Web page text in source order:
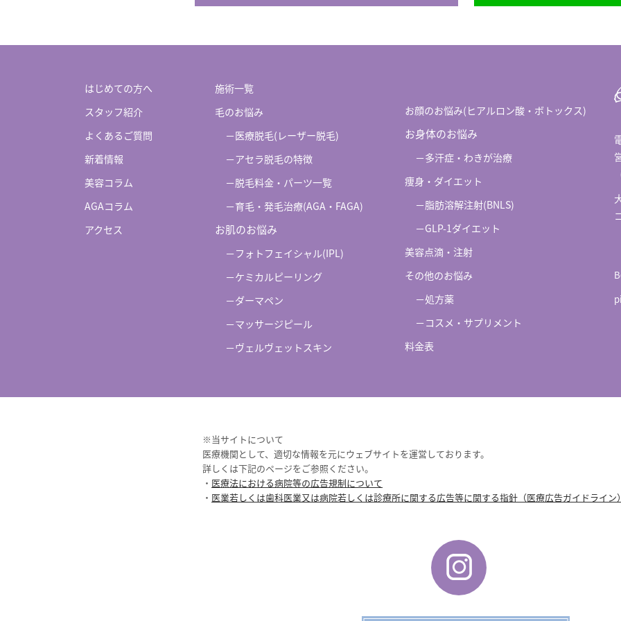
はじめての方へ
スタッフ紹介
よくあるご質問
新着情報
美容コラム
AGAコラム
アクセス
施術一覧
毛のお悩み
－医療脱毛(レーザー脱毛)
－アセラ脱毛の特徴
－脱毛料金・パーツ一覧
－育毛・発毛治療(AGA・FAGA)
お肌のお悩み
－フォトフェイシャル(IPL)
－ケミカルピーリング
－ダーマペン
－マッサージピール
－ヴェルヴェットスキン
お顔のお悩み(ヒアルロン酸・ボトックス)
お身体のお悩み
－多汗症・わきが治療
痩身・ダイエット
－脂肪溶解注射(BNLS)
－GLP-1ダイエット
美容点滴・注射
その他のお悩み
－処方薬
－コスメ・サプリメント
料金表
※当サイトについて
医療機関として、適切な情報を元にウェブサイトを運営しております。
詳しくは下記のページをご参照ください。
・ 医療法における病院等の広告規制について
・ 医業若しくは歯科医業又は病院若しくは診療所に関する広告等に関する指針（医療広告ガイドライン